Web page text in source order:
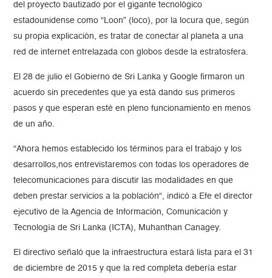
del proyecto bautizado por el gigante tecnológico
estadounidense como “Loon” (loco), por la locura que, según
su propia explicación, es tratar de conectar al planeta a una
red de internet entrelazada con globos desde la estratosfera.
El 28 de julio el Gobierno de Sri Lanka y Google firmaron un
acuerdo sin precedentes que ya está dando sus primeros
pasos y que esperan esté en pleno funcionamiento en menos
de un año.
“Ahora hemos establecido los términos para el trabajo y los
desarrollos,nos entrevistaremos con todas los operadores de
telecomunicaciones para discutir las modalidades en que
deben prestar servicios a la población“, indicó a Efe el director
ejecutivo de la Agencia de Información, Comunicación y
Tecnología de Sri Lanka (ICTA), Muhanthan Canagey.
El directivo señaló que la infraestructura estará lista para el 31
de diciembre de 2015 y que la red completa debería estar